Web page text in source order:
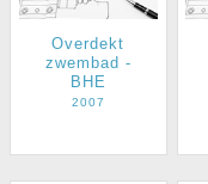
Overdekt
zwembad -
BHE
2007